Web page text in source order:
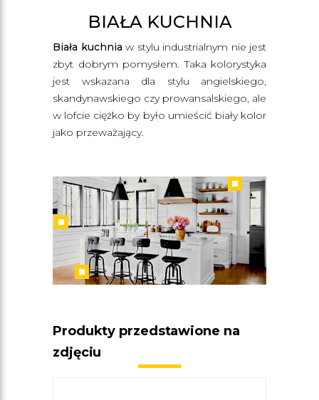
BIAŁA KUCHNIA
Biała kuchnia w stylu industrialnym nie jest
zbyt dobrym pomysłem. Taka kolorystyka
jest wskazana dla stylu angielskiego,
skandynawskiego czy prowansalskiego, ale
w lofcie ciężko by było umieścić biały kolor
jako przeważający.
Produkty przedstawione na
zdjęciu